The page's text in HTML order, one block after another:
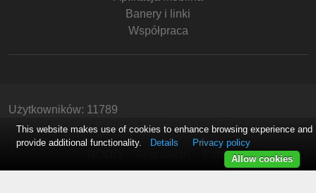
Banery i linki
Współpraca
Użytkowników: 11789
Copyright © Stowarzyszenie Musicam Sacram
Polityka Prywatności
This website makes use of cookies to enhance browsing experience and
provide additional functionality.
Details
Privacy policy
Allow cookies